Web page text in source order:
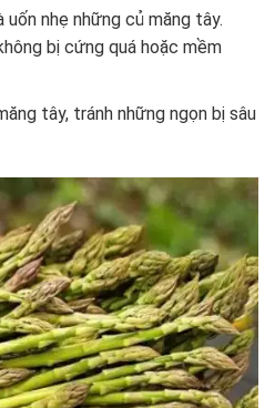
uốn nhẹ những củ măng tây.
bị cứng quá hoặc mềm
tây, tránh những ngọn bị sâu